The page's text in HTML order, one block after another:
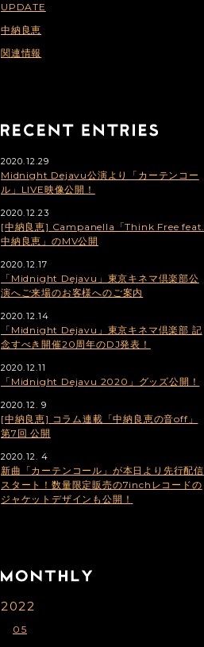
UPDATE
中納良恵
関連情報
2020.12.29
Midnight Dejavu公演より「カーテンコー
ル」LIVE映像公開！
2020.12.23
[中納良恵] Campanella「Think Free feat.
中納良恵」のMV公開
2020.12.17
「Midnight Dejavu」東京キネマ倶楽部公
演へご来場のお客様へのご案内
2020.12.14
「Midnight Dejavu」東京キネマ倶楽部 記
念すべき開催20周年のDJ発表！
2020.12.11
「Midnight Dejavu 2020」グッズ公開！
2020.12. 9
[中納良恵] コラム連載「中納良恵の音off」
第7回 公開
2020.12. 4
新曲「カーテンコール」が本日より先行配信
スタート！数量限定販売の7inchレコードの
ジャケットデザインも公開！
2022
05